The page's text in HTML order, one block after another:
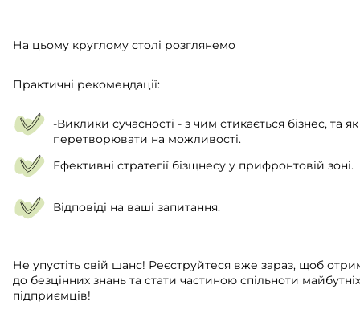
На цьому круглому столі розглянемо
Практичні рекомендації:
-Виклики сучасності - з чим стикається бізнес, та
перетворювати на можливості.
Ефективні стратегії бізщнесу у прифронтовій зоні.
Відповіді на ваші запитання.
Не упустіть свій шанс! Реєструйтеся вже зараз, щоб
до безцінних знань та стати частиною спільноти
підприємців!